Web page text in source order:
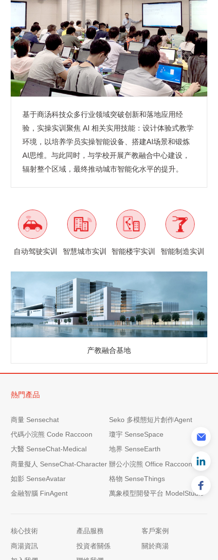
基于商汤科技众多行业领域突破创新和落地应用经
验，实操实训聚焦 AI 相关实用技能：设计体验式教学
环境，以培养学员实操智能设备、搭建AI场景和锻炼
AI思维。与此同时，与学校开展产教融合中心建设，
辐射整个区域，最终推动城市智能化水平的提升。
自动驾驶实训 智慧城市实训 智能楼宇实训 智能制造实训
产教融合基地
熱門產品
商量 Sensechat
Seko 多模態短片創作Agent
代碼小浣熊 Code Raccoon
瓊宇 SenseSpace
大醫 SenseChat-Medical
地界 SenseEarth
商量擬人 SenseChat-Character 辦公小浣熊 Office Raccoon
如影 SenseAvatar
格物 SenseThings
金融智腦 FinAgent
萬象模型開發平台 ModelStudio
核心技術 產品服務
客戶案例
商湯資訊
投資者關係
關於商湯